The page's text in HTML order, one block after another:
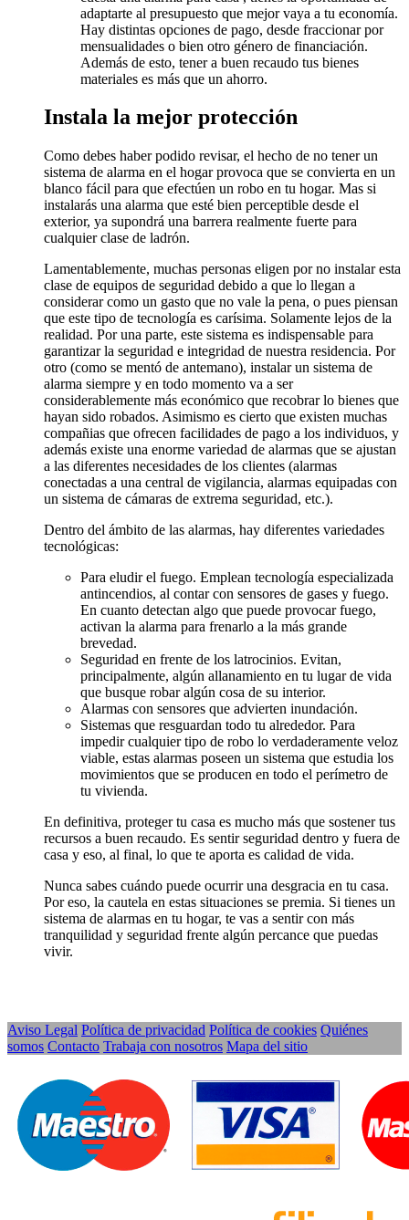
adaptarte al presupuesto que mejor vaya a tu economía.
Hay distintas opciones de pago, desde fraccionar por
mensualidades o bien otro género de financiación.
Además de esto, tener a buen recaudo tus bienes
materiales es más que un ahorro.
Instala la mejor protección
Como debes haber podido revisar, el hecho de no tener un
sistema de alarma en el hogar provoca que se convierta en un
blanco fácil para que efectúen un robo en tu hogar. Mas si
instalarás una alarma que esté bien perceptible desde el
exterior, ya supondrá una barrera realmente fuerte para
cualquier clase de ladrón.
Lamentablemente, muchas personas eligen por no instalar esta
clase de equipos de seguridad debido a que lo llegan a
considerar como un gasto que no vale la pena, o pues piensan
que este tipo de tecnología es carísima. Solamente lejos de la
realidad. Por una parte, este sistema es indispensable para
garantizar la seguridad e integridad de nuestra residencia. Por
otro (como se mentó de antemano), instalar un sistema de
alarma siempre y en todo momento va a ser
considerablemente más económico que recobrar lo bienes que
hayan sido robados. Asimismo es cierto que existen muchas
compañias que ofrecen facilidades de pago a los individuos, y
además existe una enorme variedad de alarmas que se ajustan
a las diferentes necesidades de los clientes (alarmas
conectadas a una central de vigilancia, alarmas equipadas con
un sistema de cámaras de extrema seguridad, etc.).
Dentro del ámbito de las alarmas, hay diferentes variedades
tecnológicas:
Para eludir el fuego. Emplean tecnología especializada
antincendios, al contar con sensores de gases y fuego.
En cuanto detectan algo que puede provocar fuego,
activan la alarma para frenarlo a la más grande
brevedad.
Seguridad en frente de los latrocinios. Evitan,
principalmente, algún allanamiento en tu lugar de vida
que busque robar algún cosa de su interior.
Alarmas con sensores que advierten inundación.
Sistemas que resguardan todo tu alrededor. Para
impedir cualquier tipo de robo lo verdaderamente veloz
viable, estas alarmas poseen un sistema que estudia los
movimientos que se producen en todo el perímetro de
tu vivienda.
En definitiva, proteger tu casa es mucho más que sostener tus
recursos a buen recaudo. Es sentir seguridad dentro y fuera de
casa y eso, al final, lo que te aporta es calidad de vida.
Nunca sabes cuándo puede ocurrir una desgracia en tu casa.
Por eso, la cautela en estas situaciones se premia. Si tienes un
sistema de alarmas en tu hogar, te vas a sentir con más
tranquilidad y seguridad frente algún percance que puedas
vivir.
Aviso Legal Política de privacidad Política de cookies Quiénes
somos Contacto Trabaja con nosotros Mapa del sitio